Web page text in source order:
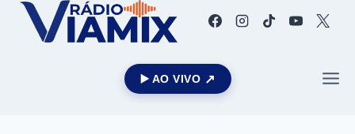
▶️ AO VIVO